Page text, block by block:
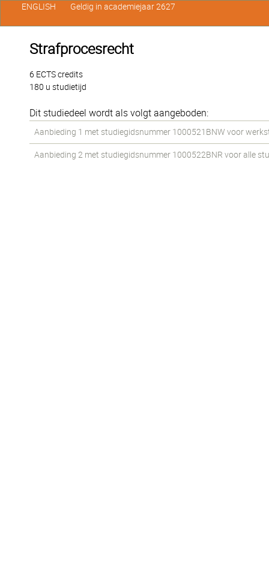
Strafprocesrecht
6 ECTS credits
180 u studietijd
Dit studiedeel wordt als volgt aangeboden:
Aanbieding 1 met studiegidsnummer 1000521BNW voor
Aanbieding 2 met studiegidsnummer 1000522BNR voor alle
ENGLISH Geldig in academiejaar 2627